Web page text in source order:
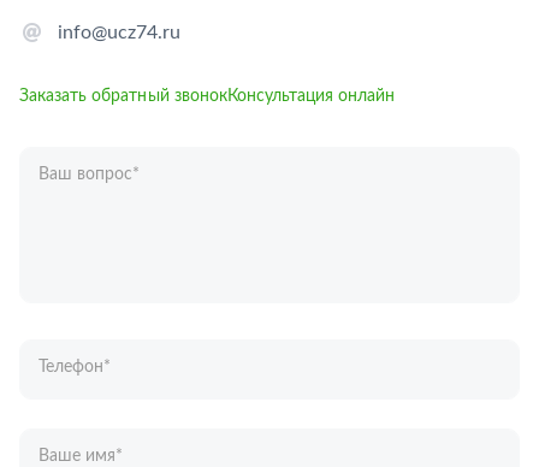
info@ucz74.ru
Заказать обратный звонокКонсультация онлайн
Ваш вопрос*